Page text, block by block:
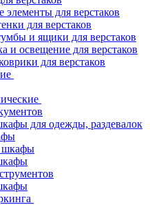
элементы для верстаков
для верстаков
и ящики для верстаков
и освещение для верстаков
для верстаков
для одежды, раздевалок
шкафы